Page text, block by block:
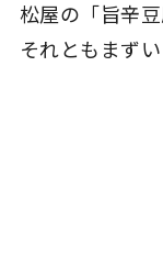
松屋の「旨辛
それともまずい